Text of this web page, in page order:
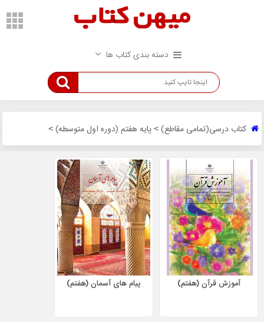
دسته بندی کتاب ها
کتاب درسی(تمامی مقاطع) > پایه هفتم (دوره اول متوسطه) >
آموزش قرآن (هفتم) پیام های آسمان (هفتم)